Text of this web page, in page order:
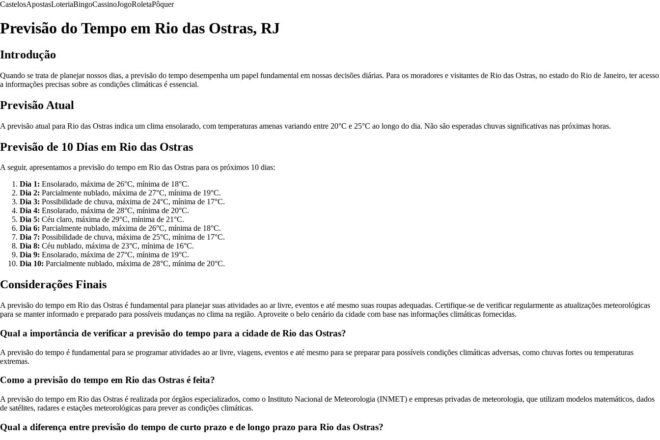
CastelosApostasLoteriaBingoCassinoJogoRoletaPôquer
Previsão do Tempo em Rio das Ostras, RJ
Introdução
Quando se trata de planejar nossos dias, a previsão do tempo desempenha um papel fundamental em nossas decisões diárias. Para os moradores e visitantes de Rio das Ostras, no estado do Rio de Janeiro, ter acesso
a informações precisas sobre as condições climáticas é essencial.
Previsão Atual
A previsão atual para Rio das Ostras indica um clima ensolarado, com temperaturas amenas variando entre 20°C e 25°C ao longo do dia. Não são esperadas chuvas significativas nas próximas horas.
Previsão de 10 Dias em Rio das Ostras
A seguir, apresentamos a previsão do tempo em Rio das Ostras para os próximos 10 dias:
Dia 1: Ensolarado, máxima de 26°C, mínima de 18°C.
Dia 2: Parcialmente nublado, máxima de 27°C, mínima de 19°C.
Dia 3: Possibilidade de chuva, máxima de 24°C, mínima de 17°C.
Dia 4: Ensolarado, máxima de 28°C, mínima de 20°C.
Dia 5: Céu claro, máxima de 29°C, mínima de 21°C.
Dia 6: Parcialmente nublado, máxima de 26°C, mínima de 18°C.
Dia 7: Possibilidade de chuva, máxima de 25°C, mínima de 17°C.
Dia 8: Céu nublado, máxima de 23°C, mínima de 16°C.
Dia 9: Ensolarado, máxima de 27°C, mínima de 19°C.
Dia 10: Parcialmente nublado, máxima de 28°C, mínima de 20°C.
Considerações Finais
A previsão do tempo em Rio das Ostras é fundamental para planejar suas atividades ao ar livre, eventos e até mesmo suas roupas adequadas. Certifique-se de verificar regularmente as atualizações meteorológicas
para se manter informado e preparado para possíveis mudanças no clima na região. Aproveite o belo cenário da cidade com base nas informações climáticas fornecidas.
Qual a importância de verificar a previsão do tempo para a cidade de Rio das Ostras?
A previsão do tempo é fundamental para se programar atividades ao ar livre, viagens, eventos e até mesmo para se preparar para possíveis condições climáticas adversas, como chuvas fortes ou temperaturas
extremas.
Como a previsão do tempo em Rio das Ostras é feita?
A previsão do tempo em Rio das Ostras é realizada por órgãos especializados, como o Instituto Nacional de Meteorologia (INMET) e empresas privadas de meteorologia, que utilizam modelos matemáticos, dados
de satélites, radares e estações meteorológicas para prever as condições climáticas.
Qual a diferença entre previsão do tempo de curto prazo e de longo prazo para Rio das Ostras?